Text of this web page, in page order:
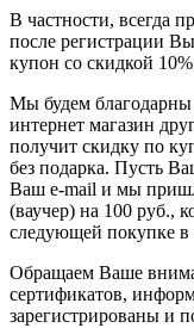
В частности, всегда
после регистрации
купон со скидкой
Мы будем
интернет магазин
получит скидку по
без подарка. Пусть
Ваш e-mail и мы
(ваучер) на 100 руб.,
следующей покупке в
Обращаем Ваше
сертификатов,
зарегистрированы и